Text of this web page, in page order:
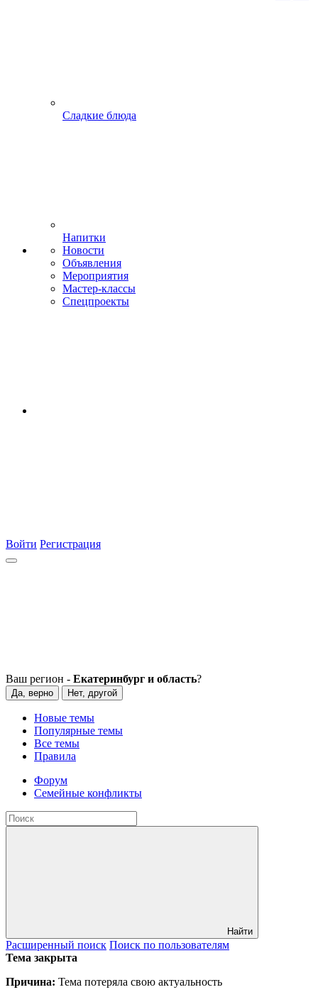
Сладкие блюда
Напитки
Новости
Объявления
Мероприятия
Мастер-классы
Спецпроекты
Войти Регистрация
Ваш регион - Екатеринбург и область?
Да, верно Нет, другой
Новые темы
Популярные темы
Все темы
Правила
Форум
Семейные конфликты
Найти
Расширенный поиск Поиск по пользователям
Тема закрыта
Причина: Тема потеряла свою актуальность